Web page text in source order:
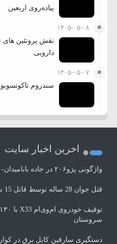
پیاده‌روی اربعین
۱۴۰۵-۰۵-۰۸
نقش پروتئین های
دارویی
۱۴۰۵-۰۵-۰۷
سندروم
اخرین اخبار سایت
واژگونی پژو۲۰۶ در جاده بابامیدان- نورآباد با ۳ مصدوم
قتل جوان 28 ساله توسط قاتل 15 ساله در کازرون
سروستان
دستگیری سارقین کابل برق در کوار